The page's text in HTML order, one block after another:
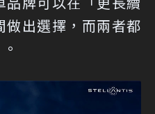
做出選擇，而兩者都